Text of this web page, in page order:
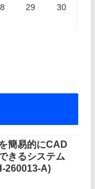
29
30
簡易的にCAD
きるシステム
260013-A)